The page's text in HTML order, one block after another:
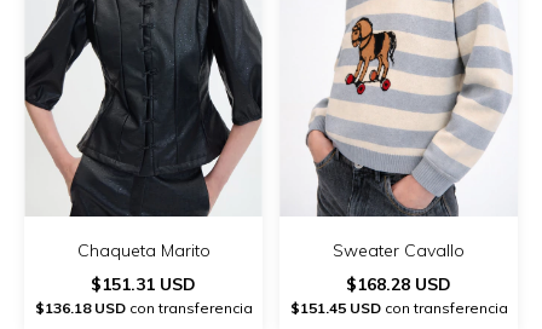
Chaqueta Marito
$151.31 USD
$136.18 USDcon transferencia
Sweater Cavallo
$168.28 USD
$151.45 USDcon transferencia